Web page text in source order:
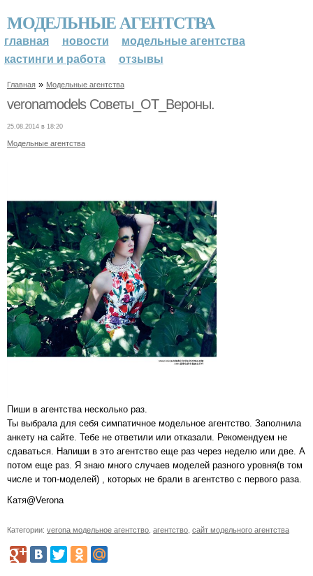
МОДЕЛЬНЫЕ АГЕНТСТВА
главная новости
модельные агентства
кастинги и работа
отзывы
Главная » Модельные агентства
veronamodels Советы_ОТ_Вероны.
25.08.2014 в 18:20
Модельные агентства
Пиши в агентства несколько раз.
Ты выбрала для себя симпатичное модельное агентство. Заполнила
анкету на сайте. Тебе не ответили или отказали. Рекомендуем не
сдаваться. Напиши в это агентство еще раз через неделю или две. А
потом еще раз. Я знаю много случаев моделей разного уровня(в том
числе и топ-моделей) , которых не брали в агентство с первого раза.
Катя@Verona
Категории: verona модельное агентство агентство сайт модельного агентства